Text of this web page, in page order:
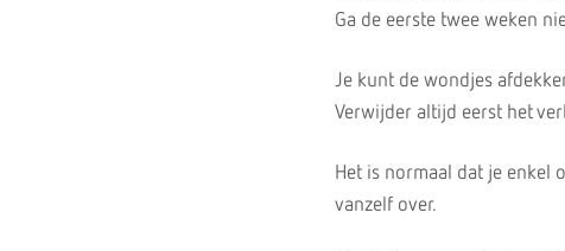
Ga de eerste twee weken
Je kunt de wondjes
Verwijder altijd eerst het
Het is normaal dat je enkel
vanzelf over.